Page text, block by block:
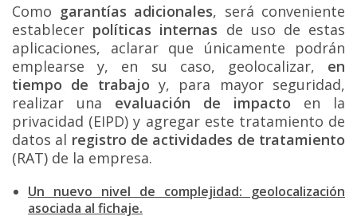
Como garantías adicionales, será conveniente
establecer políticas internas de uso de estas
aplicaciones, aclarar que únicamente podrán
emplearse y, en su caso, geolocalizar, en
tiempo de trabajo y, para mayor seguridad,
realizar una evaluación de impacto en la
privacidad (EIPD) y agregar este tratamiento de
datos al registro de actividades de tratamiento
(RAT) de la empresa.
Un nuevo nivel de complejidad: geolocalización
asociada al fichaje.